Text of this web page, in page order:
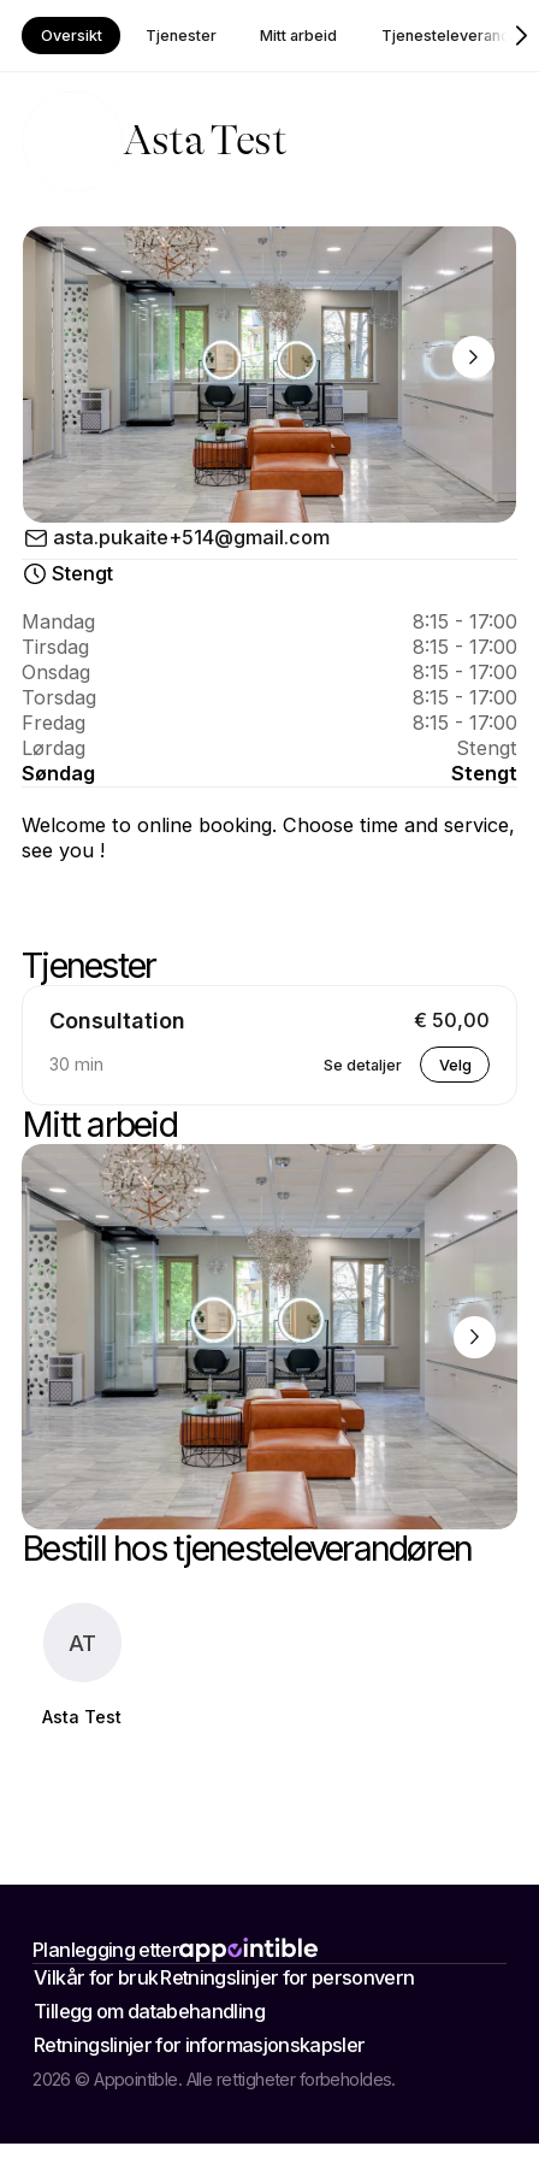
Oversikt Tjenester Mitt arbeid Tjenesteleverandør
Asta Test
Om
Asta
Test
asta.pukaite+514@gmail.com
Stengt
Mandag
8:15 - 17:00
Tirsdag
8:15 - 17:00
Onsdag
8:15 - 17:00
Torsdag
8:15 - 17:00
Fredag
8:15 - 17:00
Lørdag
Stengt
Søndag
Stengt
Welcome to online booking. Choose time and service,
see you !
Tjenester
Consultation € 50,00
30 min Se detaljer Velg
Mitt arbeid
Bestill hos tjenesteleverandøren
AT
Asta Test
Planlegging etter
2026 © Appointible. Alle rettigheter forbeholdes.
Vilkår for brukRetningslinjer for personvern
Tillegg om databehandling
Retningslinjer for informasjonskapsler